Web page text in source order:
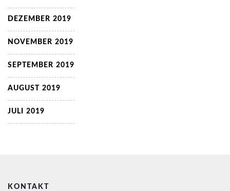
DEZEMBER 2019
NOVEMBER 2019
SEPTEMBER 2019
AUGUST 2019
JULI 2019
KONTAKT